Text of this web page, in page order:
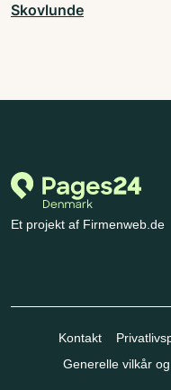
Skovlunde
Et projekt af Firmenweb.de
Kontakt
Generelle vilkår